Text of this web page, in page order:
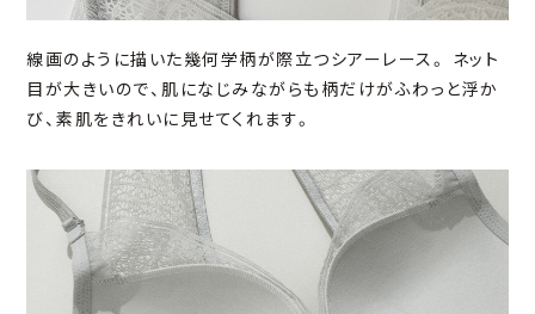
線画のように描いた幾何学柄が際立つシアーレース。 ネット
目が大きいので、肌になじみながらも柄だけがふわっと浮か
び、素肌をきれいに見せてくれます。